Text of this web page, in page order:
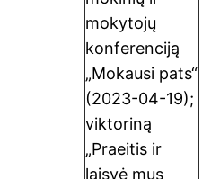
mokytojų
konferenciją
„Mokausi pats“
(2023-04-19);
viktoriną
„Praeitis ir
laisvė mus